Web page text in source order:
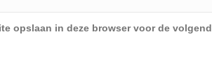
opslaan in deze browser voor de